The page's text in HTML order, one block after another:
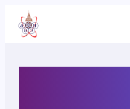
เนื้อหา